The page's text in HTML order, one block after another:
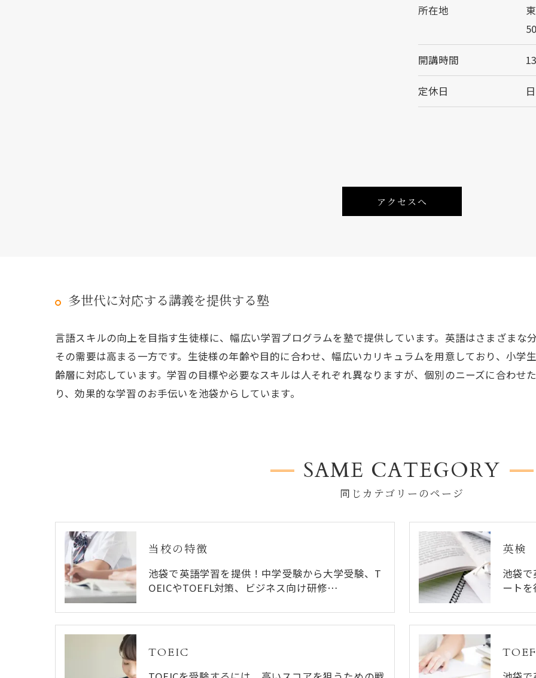
所在地
開講時間
定休日
アクセスへ
多世代に対応する講義を提供する塾
言語スキルの向上を目指す生徒様に、幅広い学習プログラムを塾で提供しています。英語はさまざまな
その需要は高まる一方です。生徒様の年齢や目的に合わせ、幅広いカリキュラムを用意しており、小学
齢層に対応しています。学習の目標や必要なスキルは人それぞれ異なりますが、個別のニーズに合わせ
り、効果的な学習のお手伝いを池袋からしています。
同じカテゴリーのページ
SAME CATEGORY
当校の特徴
池袋で英語学習を提供！中学受験から大学受験、T
OEICやTOEFL対策、ビジネス向け研修…
英検
池袋
ート
TOEIC